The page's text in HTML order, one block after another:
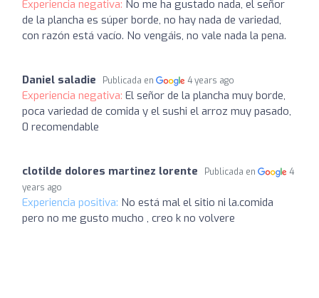
Experiencia negativa: No me ha gustado nada, el señor
de la plancha es súper borde, no hay nada de variedad,
con razón está vacío. No vengáis, no vale nada la pena.
Daniel saladie Publicada en 4 years ago
Experiencia negativa: El señor de la plancha muy borde,
poca variedad de comida y el sushi el arroz muy pasado,
0 recomendable
clotilde dolores martinez lorente Publicada en
4
years ago
Experiencia positiva: No está mal el sitio ni la.comida
pero no me gusto mucho , creo k no volvere